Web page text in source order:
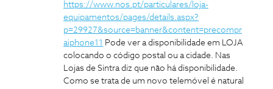
https://www.nos.pt/particulares/loja-
equipamentos/pages/details.aspx?
p=29927&source=banner&content=precompr
aiphone11 Pode ver a disponibilidade em LOJA
colocando o código postal ou a cidade. Nas
Lojas de Sintra diz que não há disponibilidade.
Como se trata de um novo telemóvel é natural